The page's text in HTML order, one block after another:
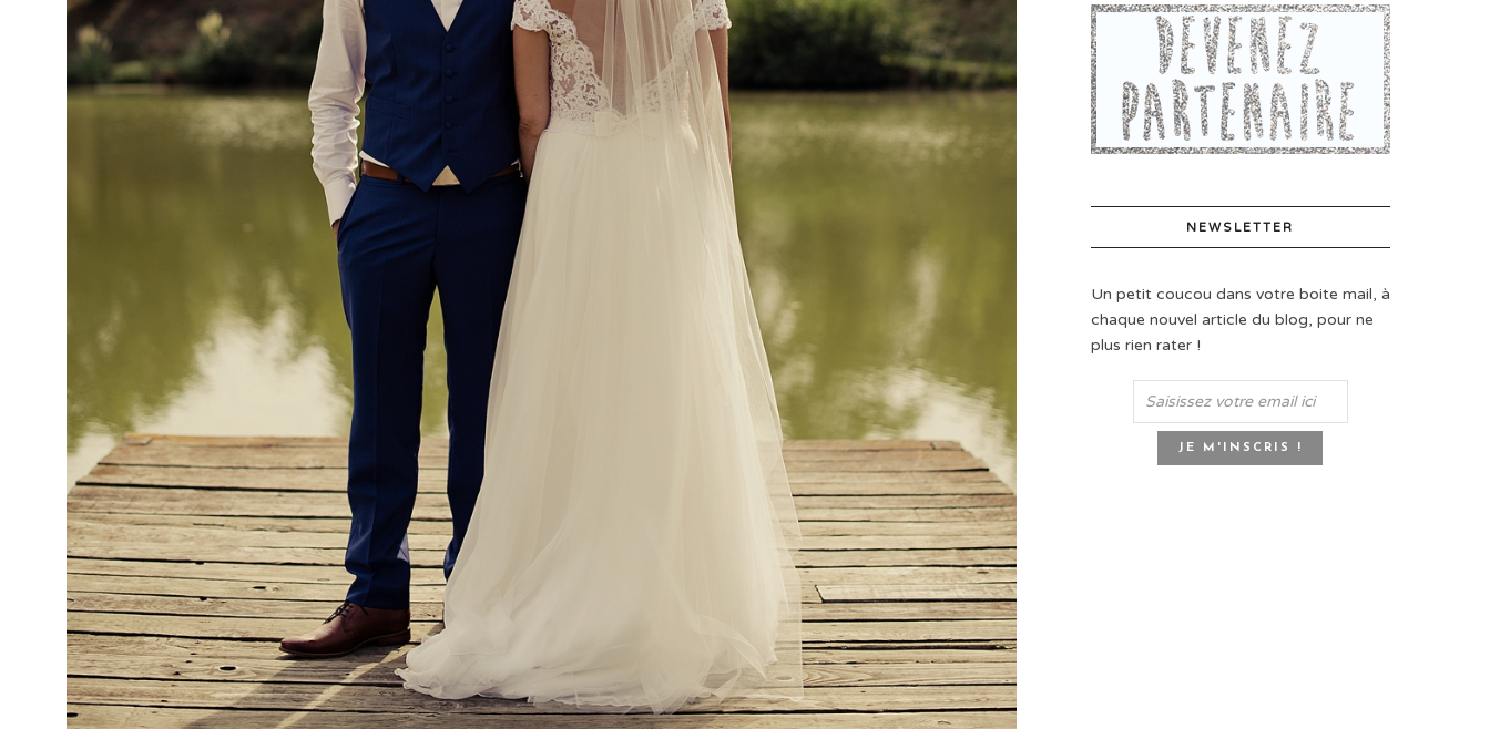
NEWSLETTER
Un petit coucou dans votre boite mail, à
chaque nouvel article du blog, pour ne
plus rien rater !